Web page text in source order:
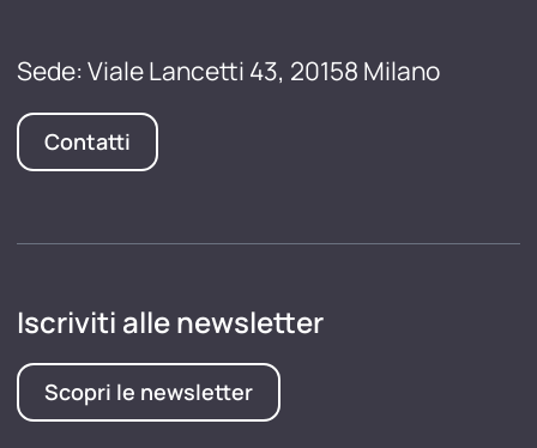
Sede: Viale Lancetti 43, 20158 Milano
Contatti
Iscriviti alle newsletter
Scopri le newsletter